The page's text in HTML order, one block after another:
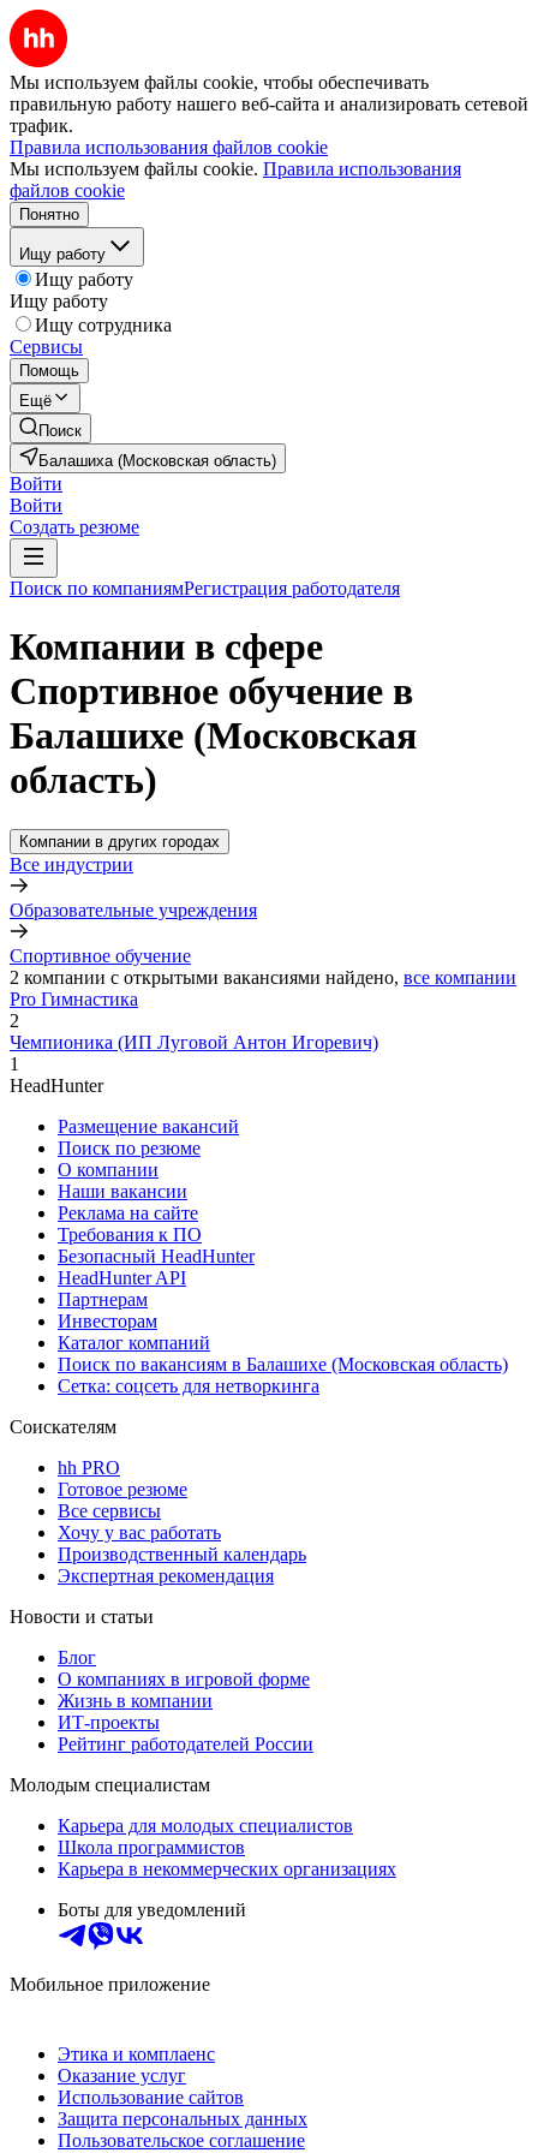
Мы используем файлы cookie, чтобы обеспечивать
правильную работу нашего веб-сайта и анализировать сетевой
трафик.
Правила использования файлов cookie
Мы используем файлы cookie. Правила использования
файлов cookie
Понятно
Ищу работу
Ищу работу
Ищу работу
Ищу сотрудника
Сервисы
Помощь
Ещё
Поиск
Балашиха (Московская область)
Войти
Войти
Создать резюме
Поиск по компаниямРегистрация работодателя
Компании в сфере
Спортивное обучение в
Балашихе (Московская
область)
Компании в других городах
Все индустрии
Образовательные учреждения
Спортивное обучение
2 компании с открытыми вакансиями найдено, все компании
Pro Гимнастика
2
Чемпионика (ИП Луговой Антон Игоревич)
1
HeadHunter
Размещение вакансий
Поиск по резюме
О компании
Наши вакансии
Реклама на сайте
Требования к ПО
Безопасный HeadHunter
HeadHunter API
Партнерам
Инвесторам
Каталог компаний
Поиск по вакансиям в Балашихе (Московская область)
Сетка: соцсеть для нетворкинга
Соискателям
hh PRO
Готовое резюме
Все сервисы
Хочу у вас работать
Производственный календарь
Экспертная рекомендация
Новости и статьи
Блог
О компаниях в игровой форме
Жизнь в компании
ИТ-проекты
Рейтинг работодателей России
Молодым специалистам
Карьера для молодых специалистов
Школа программистов
Карьера в некоммерческих организациях
Боты для уведомлений
Мобильное приложение
Этика и комплаенс
Оказание услуг
Использование сайтов
Защита персональных данных
Пользовательское соглашение